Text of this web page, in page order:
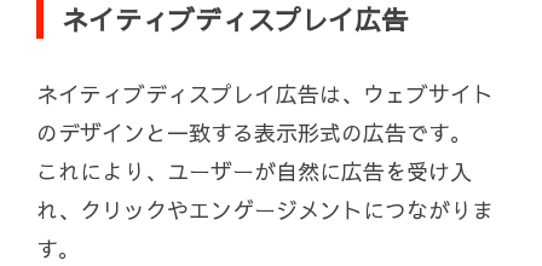
ネイティブディスプレイ広告
ネイティブディスプレイ広告は、ウェブサイト
のデザインと一致する表示形式の広告です。
これにより、ユーザーが自然に広告を受け入
れ、クリックやエンゲージメントにつながりま
す。